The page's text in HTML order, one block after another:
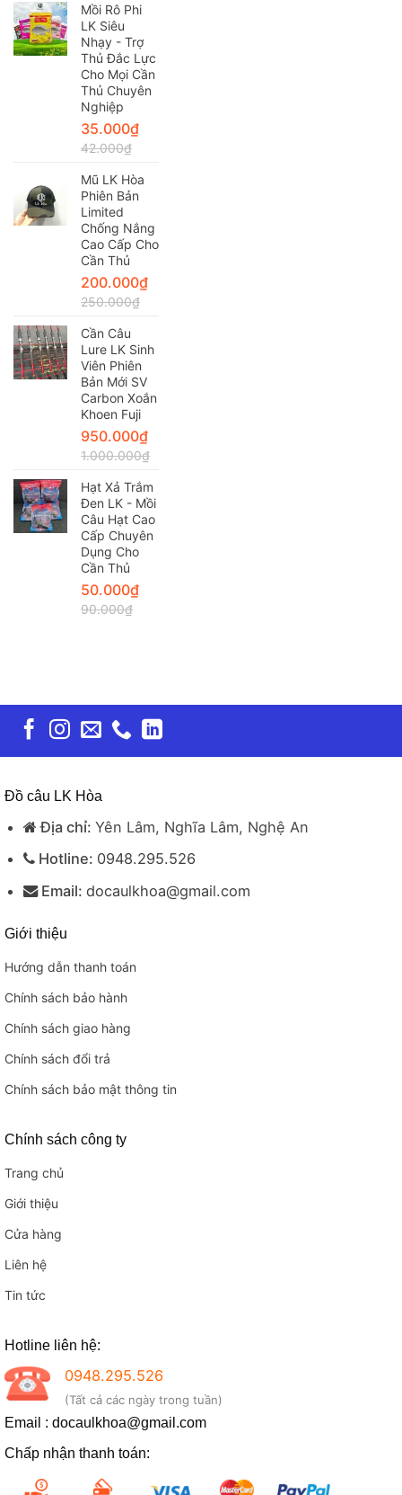
Mồi Rô Phi
LK Siêu
Nhạy - Trợ
Thủ Đắc Lực
Cho Mọi Cần
Thủ Chuyên
Nghiệp
35.000₫
42.000₫
Mũ LK Hòa
Phiên Bản
Limited
Chống Nắng
Cao Cấp Cho
Cần Thủ
200.000₫
250.000₫
Cần Câu
Lure LK Sinh
Viên Phiên
Bản Mới SV
Carbon Xoắn
Khoen Fuji
950.000₫
1.000.000₫
Hạt Xả Trắm
Đen LK - Mồi
Câu Hạt Cao
Cấp Chuyên
Dụng Cho
Cần Thủ
50.000₫
90.000₫
Đồ câu LK Hòa
Địa chỉ: Yên Lâm, Nghĩa Lâm, Nghệ An
Hotline: 0948.295.526
Email: docaulkhoa@gmail.com
Giới thiệu
Hướng dẫn thanh toán
Chính sách bảo hành
Chính sách giao hàng
Chính sách đổi trả
Chính sách bảo mật thông tin
Chính sách công ty
Trang chủ
Giới thiệu
Cửa hàng
Liên hệ
Tin tức
Hotline liên hệ:
0948.295.526
(Tất cả các ngày trong tuần)
Email : docaulkhoa@gmail.com
Chấp nhận thanh toán: